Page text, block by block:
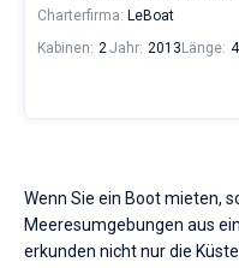
Charterfirma: LeBoat
Kabinen: 2Jahr: 2013 Länge:
Wenn Sie ein Boot mieten,
Meeresumgebungen aus
erkunden nicht nur die